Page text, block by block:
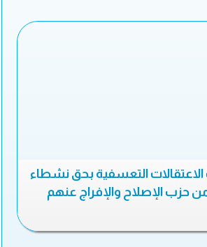
الاعتقالات التعسفية بحق نشطاء
حزب الإصلاح والإفراج عنهم